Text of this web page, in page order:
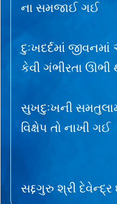
ના સમજાઈ ગઈ
દુઃખદર્દમાં
કેવી ગંભીરતા ઊભી
સુખદુઃખની
વિક્ષેપ તો નાખી ગઈ
સદ્દગુરુ શ્રી દેવેન્દ્ર